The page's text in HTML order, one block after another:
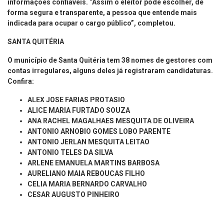
informações confiáveis. “Assim o eleitor pode escolher, de
forma segura e transparente, a pessoa que entende mais
indicada para ocupar o cargo público”, completou.
SANTA QUITÉRIA
O município de Santa Quitéria tem 38 nomes de gestores com
contas irregulares, alguns deles já registraram candidaturas.
Confira:
ALEX JOSE FARIAS PROTASIO
ALICE MARIA FURTADO SOUZA
ANA RACHEL MAGALHAES MESQUITA DE OLIVEIRA
ANTONIO ARNOBIO GOMES LOBO PARENTE
ANTONIO JERLAN MESQUITA LEITAO
ANTONIO TELES DA SILVA
ARLENE EMANUELA MARTINS BARBOSA
AURELIANO MAIA REBOUCAS FILHO
CELIA MARIA BERNARDO CARVALHO
CESAR AUGUSTO PINHEIRO